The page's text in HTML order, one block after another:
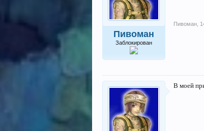
Пивоман
Заблокирован
Пивоман
В моей